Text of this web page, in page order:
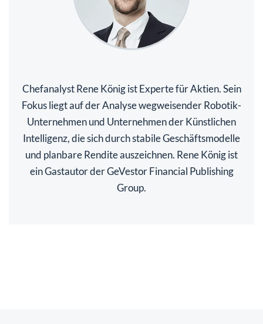
Chefanalyst Rene König ist Experte für Aktien. Sein
Fokus liegt auf der Analyse wegweisender Robotik-
Unternehmen und Unternehmen der Künstlichen
Intelligenz, die sich durch stabile Geschäftsmodelle
und planbare Rendite auszeichnen. Rene König ist
ein Gastautor der GeVestor Financial Publishing
Group.